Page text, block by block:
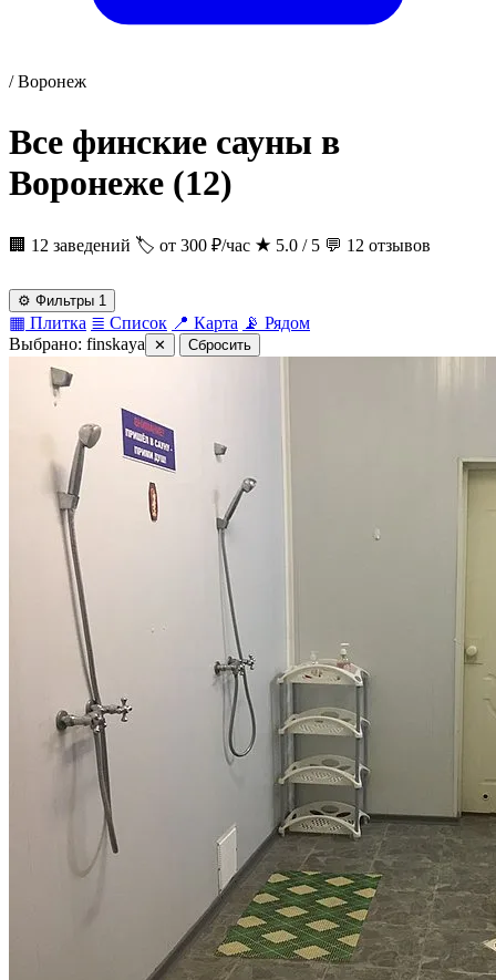
/ Воронеж
Все финские сауны в
Воронеже (12)
🏢 12 заведений 🏷 от 300 ₽/час ★ 5.0 / 5 💬 12 отзывов
⚙ Фильтры 1
▦ Плитка ≣ Список 📍 Карта 📡 Рядом
Выбрано: finskaya ✕ Сбросить